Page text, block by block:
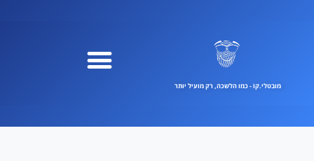
מובטלי.קוֹ - כמו הלשכה, רק מועיל יותר